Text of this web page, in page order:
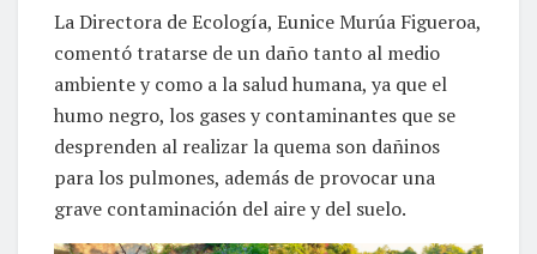
La Directora de Ecología, Eunice Murúa Figueroa,
comentó tratarse de un daño tanto al medio
ambiente y como a la salud humana, ya que el
humo negro, los gases y contaminantes que se
desprenden al realizar la quema son dañinos
para los pulmones, además de provocar una
grave contaminación del aire y del suelo.